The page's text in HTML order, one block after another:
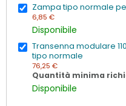
Zampa tipo normale
6,85 €
Disponibile
Transenna modulare
tipo normale
76,25 €
Quantità minima
Disponibile